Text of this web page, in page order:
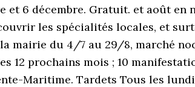
et 6 décembre. Gratuit. et août
les spécialités locales, et
mairie du 4/7 au 29/8, marché
12 prochains mois ; 10
Maritime. Tardets Tous les